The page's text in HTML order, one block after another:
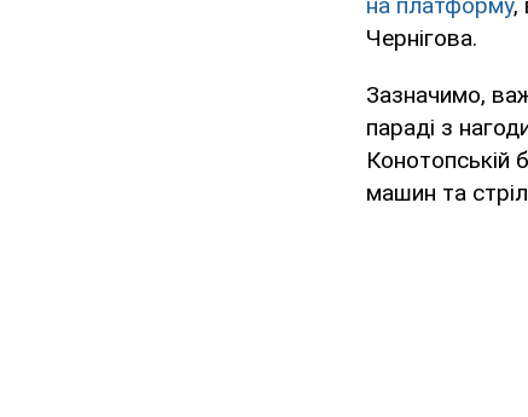
Чернігова.
Зазначимо,
параді з
Конотопській
машин та